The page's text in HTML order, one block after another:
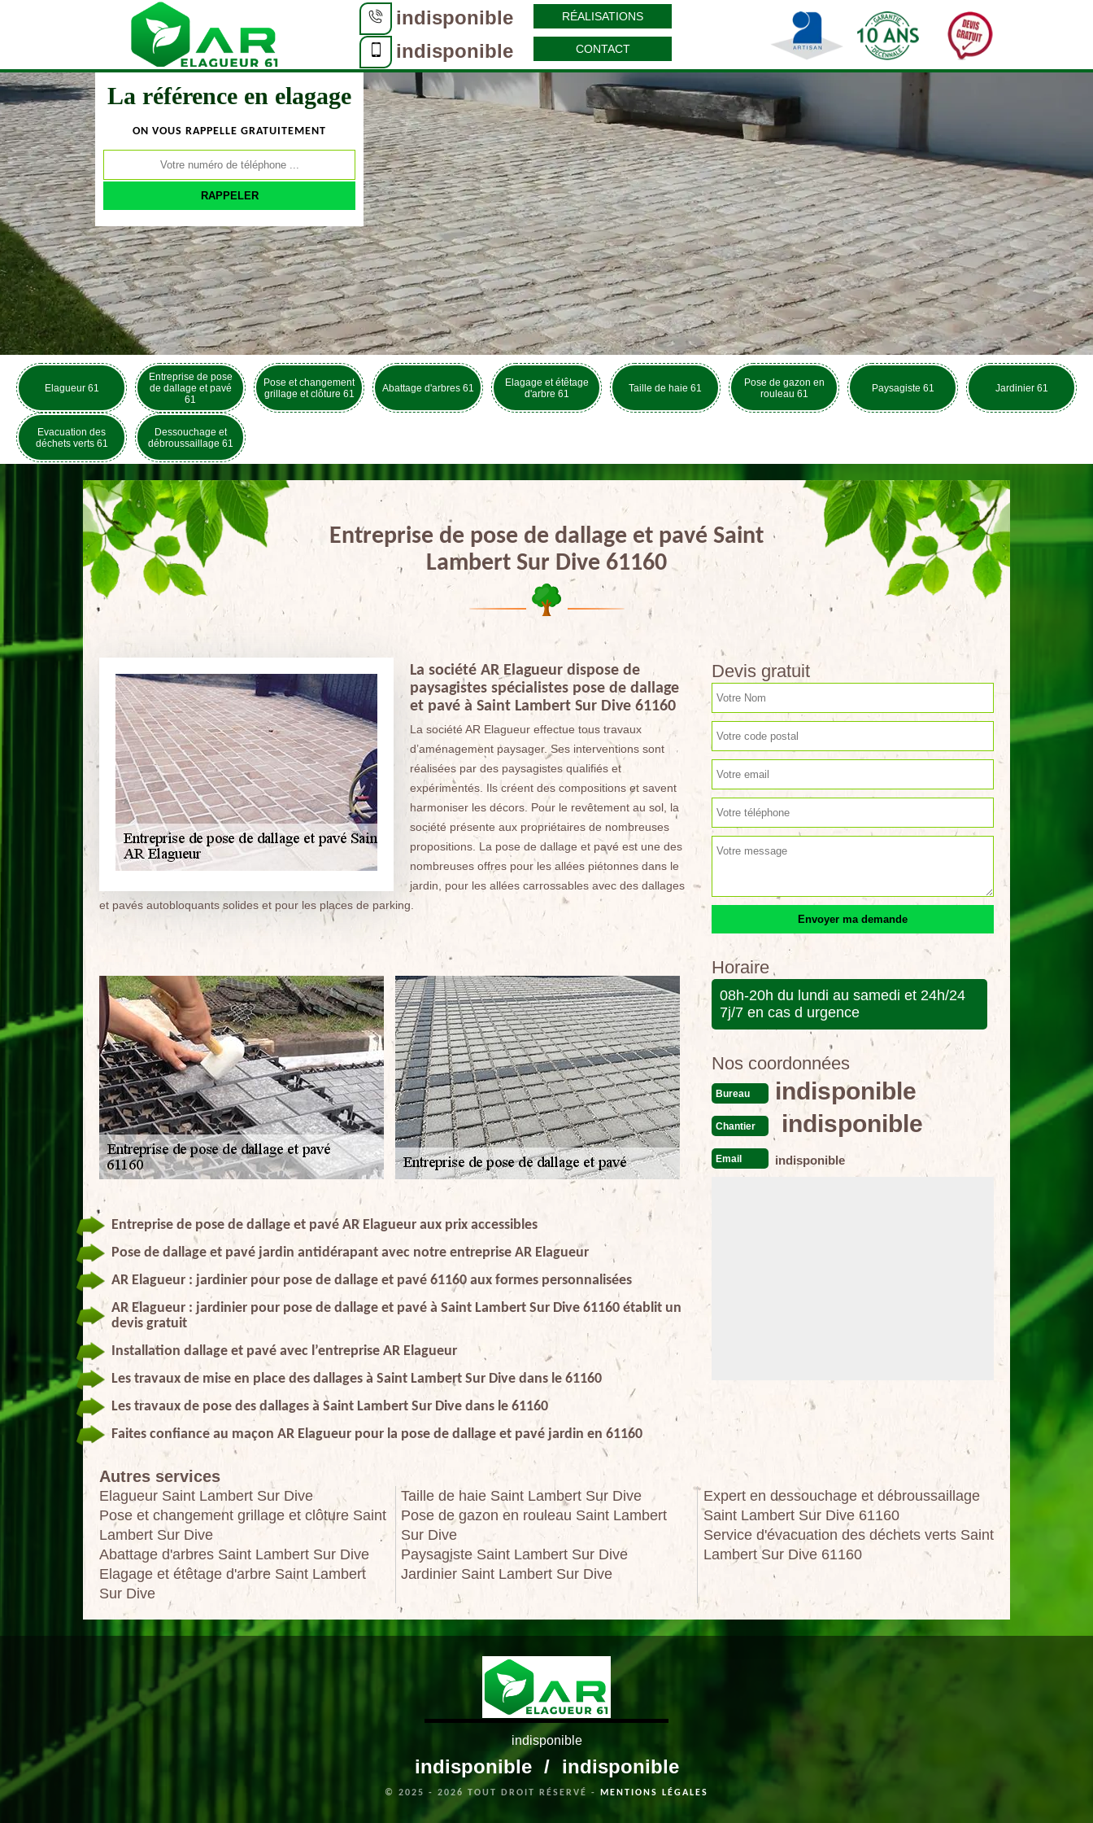
indisponible
indisponible
RÉALISATIONS
CONTACT
La référence en elagage
ON VOUS RAPPELLE GRATUITEMENT
Elagueur 61
Entreprise de pose
de dallage et pavé
61
Pose et changement
grillage et clôture 61
Abattage d'arbres 61
Elagage et étêtage
d'arbre 61
Taille de haie 61
Pose de gazon en
rouleau 61
Paysagiste 61 Jardinier 61
Evacuation des
déchets verts 61
Dessouchage et
débroussaillage 61
Entreprise de pose de dallage et pavé Saint
Lambert Sur Dive 61160
La société AR Elagueur dispose de
paysagistes spécialistes pose de dallage
et pavé à Saint Lambert Sur Dive 61160
La société AR Elagueur effectue tous travaux
d’aménagement paysager. Ses interventions sont
réalisées par des paysagistes qualifiés et
expérimentés. Ils créent des compositions et savent
harmoniser les décors. Pour le revêtement au sol, la
société présente aux propriétaires de nombreuses
propositions. La pose de dallage et pavé est une des
nombreuses offres pour les allées piétonnes dans le
jardin, pour les allées carrossables avec des dallages
et pavés autobloquants solides et pour les places de parking.
Entreprise de pose de dallage et pavé AR Elagueur aux prix accessibles
Pose de dallage et pavé jardin antidérapant avec notre entreprise AR Elagueur
AR Elagueur : jardinier pour pose de dallage et pavé 61160 aux formes personnalisées
AR Elagueur : jardinier pour pose de dallage et pavé à Saint Lambert Sur Dive 61160 établit un
devis gratuit
Installation dallage et pavé avec l’entreprise AR Elagueur
Les travaux de mise en place des dallages à Saint Lambert Sur Dive dans le 61160
Les travaux de pose des dallages à Saint Lambert Sur Dive dans le 61160
Faites confiance au maçon AR Elagueur pour la pose de dallage et pavé jardin en 61160
Devis gratuit
Horaire
08h-20h du lundi au samedi et 24h/24
7j/7 en cas d urgence
Nos coordonnées
Bureau indisponible
Chantier indisponible
Email indisponible
Autres services
Elagueur Saint Lambert Sur Dive
Pose et changement grillage et clôture Saint
Lambert Sur Dive
Abattage d'arbres Saint Lambert Sur Dive
Elagage et étêtage d'arbre Saint Lambert
Sur Dive
Taille de haie Saint Lambert Sur Dive
Pose de gazon en rouleau Saint Lambert
Sur Dive
Paysagiste Saint Lambert Sur Dive
Jardinier Saint Lambert Sur Dive
Expert en dessouchage et débroussaillage
Saint Lambert Sur Dive 61160
Service d'évacuation des déchets verts Saint
Lambert Sur Dive 61160
indisponible
indisponible / indisponible
© 2025 - 2026 TOUT DROIT RÉSERVÉ - MENTIONS LÉGALES